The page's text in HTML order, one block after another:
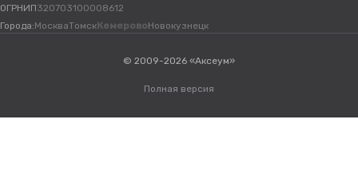
ОГРНИП320703100008612
Города:МоскваТомск КемеровоНовокузнецк
© 2009-2026 «Аксеум»
Полная версия